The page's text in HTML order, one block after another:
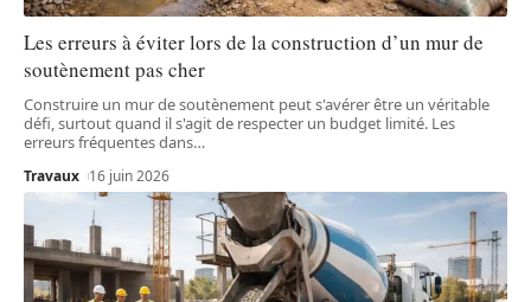
Les erreurs à éviter lors de la construction d’un mur de
soutènement pas cher
Construire un mur de soutènement peut s'avérer être un véritable
défi, surtout quand il s'agit de respecter un budget limité. Les
erreurs fréquentes dans…
Travaux 16 juin 2026